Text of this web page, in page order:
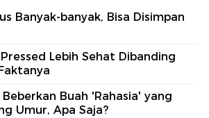
Banyak-banyak, Bisa Disimpan
Lebih Sehat Dibanding
Buah 'Rahasia' yang
Umur, Apa Saja?